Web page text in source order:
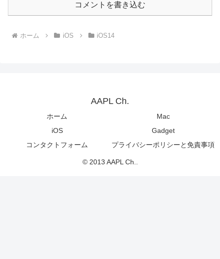
コメントを書き込む
ホーム iOS iOS14
AAPL Ch.
ホーム
Mac
iOS
Gadget
コンタクトフォーム
プライバシーポリシーと免責事項
© 2013 AAPL Ch..